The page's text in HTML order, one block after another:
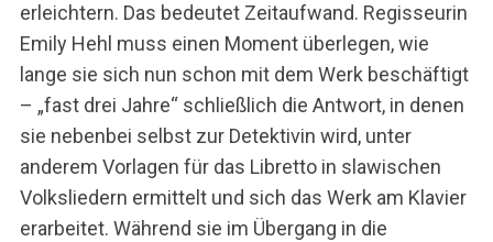
erleichtern. Das bedeutet Zeitaufwand. Regisseurin
Emily Hehl muss einen Moment überlegen, wie
lange sie sich nun schon mit dem Werk beschäftigt
– „fast drei Jahre“ schließlich die Antwort, in denen
sie nebenbei selbst zur Detektivin wird, unter
anderem Vorlagen für das Libretto in slawischen
Volksliedern ermittelt und sich das Werk am Klavier
erarbeitet. Während sie im Übergang in die